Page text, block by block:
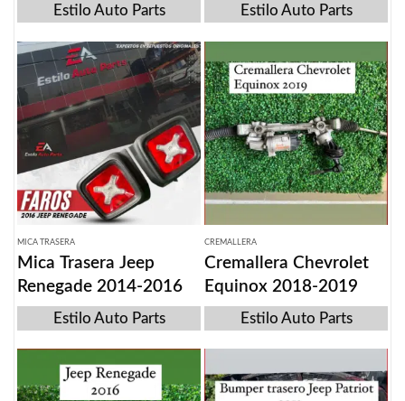
Estilo Auto Parts Estilo Auto Parts
MICA TRASERA
Mica Trasera Jeep
Renegade 2014-2016
Estilo Auto Parts
CREMALLERA
Cremallera Chevrolet
Equinox 2018-2019
Estilo Auto Parts